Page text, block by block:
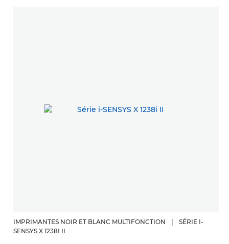
IMPRIMANTES NOIR ET BLANC MULTIFONCTION
SÉRIE I-
SENSYS X 1238I II